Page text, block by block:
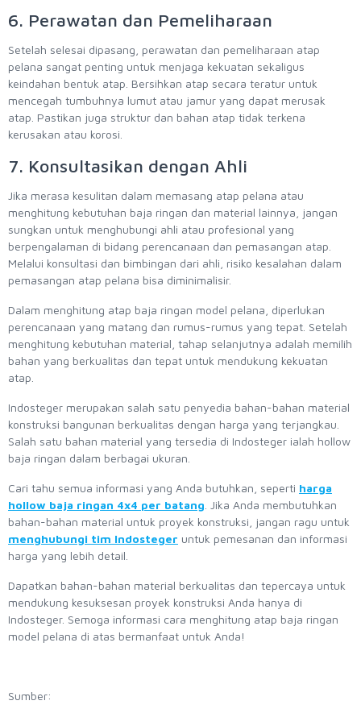
6. Perawatan dan Pemeliharaan
Setelah selesai dipasang, perawatan dan pemeliharaan atap
pelana sangat penting untuk menjaga kekuatan sekaligus
keindahan bentuk atap. Bersihkan atap secara teratur untuk
mencegah tumbuhnya lumut atau jamur yang dapat merusak
atap. Pastikan juga struktur dan bahan atap tidak terkena
kerusakan atau korosi.
7. Konsultasikan dengan Ahli
Jika merasa kesulitan dalam memasang atap pelana atau
menghitung kebutuhan baja ringan dan material lainnya, jangan
sungkan untuk menghubungi ahli atau profesional yang
berpengalaman di bidang perencanaan dan pemasangan atap.
Melalui konsultasi dan bimbingan dari ahli, risiko kesalahan dalam
pemasangan atap pelana bisa diminimalisir.
Dalam menghitung atap baja ringan model pelana, diperlukan
perencanaan yang matang dan rumus-rumus yang tepat. Setelah
menghitung kebutuhan material, tahap selanjutnya adalah memilih
bahan yang berkualitas dan tepat untuk mendukung kekuatan
atap.
Indosteger merupakan salah satu penyedia bahan-bahan material
konstruksi bangunan berkualitas dengan harga yang terjangkau.
Salah satu bahan material yang tersedia di Indosteger ialah hollow
baja ringan dalam berbagai ukuran.
Cari tahu semua informasi yang Anda butuhkan, seperti harga
hollow baja ringan 4x4 per batang . Jika Anda membutuhkan
bahan-bahan material untuk proyek konstruksi, jangan ragu untuk
menghubungi tim Indosteger untuk pemesanan dan informasi
harga yang lebih detail.
Dapatkan bahan-bahan material berkualitas dan tepercaya untuk
mendukung kesuksesan proyek konstruksi Anda hanya di
Indosteger. Semoga informasi cara menghitung atap baja ringan
model pelana di atas bermanfaat untuk Anda!
Sumber: